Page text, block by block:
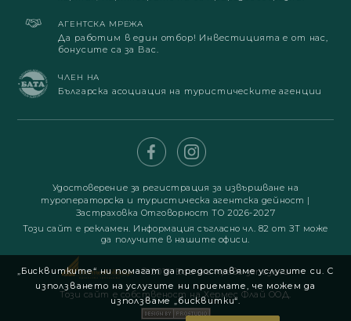
АГЕНТСКА МРЕЖА
Да работим в един отбор! Инвестицията е от нас,
бонусите са за Вас.
ЧЛЕН НА
Българска асоциация на туристическите агенции
Удостоверение за регистрация за извършване на
туроператорска и туристическа агентска дейност |
Застраховка Отговорност ТО 2026-2027
Този сайт е рекламен. Информация съгласно чл. 82 от ЗТ може
да получите в нашите офиси.
© 2019. Всички права запазени
Този сайт е собственост на Хермес Флай ООД.
„Бисквитките“ ни помагат да предоставяме услугите си. С
използването на услугите ни приемате, че можем да
използваме „бисквитки“.